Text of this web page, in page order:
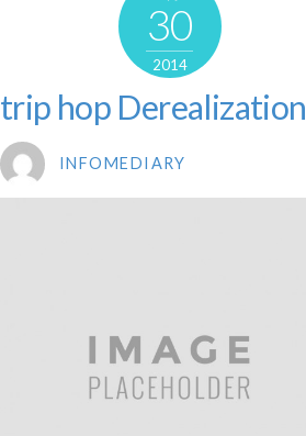
30
2014
trip hop Derealization
INFOMEDIARY